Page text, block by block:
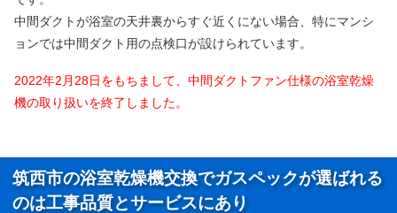
中間ダクトが浴室の天井裏からすぐ近くにない場合、特にマンシ
ョンでは中間ダクト用の点検口が設けられています。
2022年2月28日をもちまして、中間ダクトファン仕様の浴室乾燥
機の取り扱いを終了しました。
筑西市の浴室乾燥機交換でガスペックが選ばれる
のは工事品質とサービスにあり